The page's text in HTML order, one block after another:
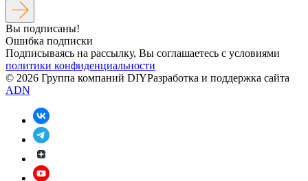
Вы подписаны!
Ошибка подписки
Подписываясь на рассылку, Вы соглашаетесь c условиями
политики конфиденциальности
© 2026 Группа компаний DIYРазработка и поддержка сайта
ADN